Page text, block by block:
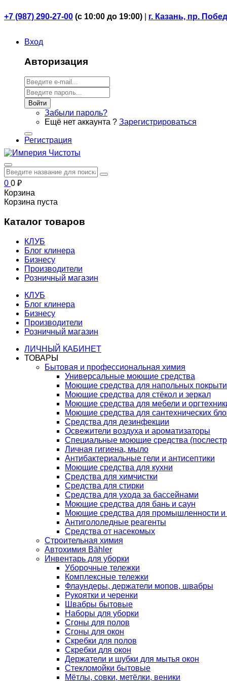
+7 (987) 290-27-00 (с 10:00 до 19:00) г. Казань, пр.
Вход
Авторизация
Войти
Забыли пароль?
Ещё нет аккаунта ? Зарегистрироваться
Регистрация
0 0 ₽
Корзина
Корзина пуста
Каталог товаров
КЛУБ
Блог клинера
Бизнесу
Производители
Розничный магазин
КЛУБ
Блог клинера
Бизнесу
Производители
Розничный магазин
ЛИЧНЫЙ КАБИНЕТ
ТОВАРЫ
Бытовая и профессиональная химия
Универсальные моющие средства
Моющие средства для напольных
Моющие средства для стёкол и зеркал
Моющие средства для мебели и
Моющие средства для сантехнических
Средства для дезинфекции
Освежители воздуха и ароматизаторы
Специальные моющие средства
Личная гигиена, мыло
Антибактериальные гели и антисептики
Моющие средства для кухни
Средства для химчистки
Средства для стирки
Средства для ухода за бассейнами
Моющие средства для бань и саун
Моющие средства для промышленности и
Антигололедные реагенты
Средства от насекомых
Строительная химия
Автохимия Bähler
Инвентарь для уборки
Уборочные тележки
Комплексные тележки
Флаундеры, держатели мопов, швабры
Рукоятки и черенки
Швабры бытовые
Наборы для уборки
Сгоны для полов
Сгоны для окон
Скребки для полов
Скребки для окон
Держатели и шубки для мытья окон
Стекломойки бытовые
Мётлы, совки, метёлки, веники